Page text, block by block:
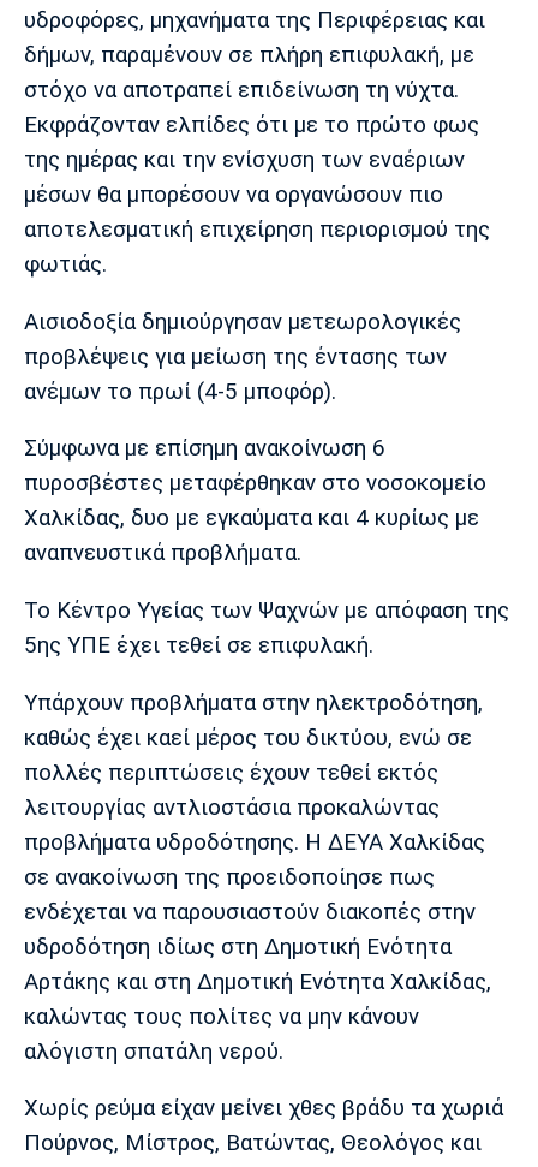
υδροφόρες, μηχανήματα της Περιφέρειας και
δήμων, παραμένουν σε πλήρη επιφυλακή, με
στόχο να αποτραπεί επιδείνωση τη νύχτα.
Εκφράζονταν ελπίδες ότι με το πρώτο φως
της ημέρας και την ενίσχυση των εναέριων
μέσων θα μπορέσουν να οργανώσουν πιο
αποτελεσματική επιχείρηση περιορισμού της
φωτιάς.
Αισιοδοξία δημιούργησαν μετεωρολογικές
προβλέψεις για μείωση της έντασης των
ανέμων το πρωί (4-5 μποφόρ).
Σύμφωνα με επίσημη ανακοίνωση 6
πυροσβέστες μεταφέρθηκαν στο νοσοκομείο
Χαλκίδας, δυο με εγκαύματα και 4 κυρίως με
αναπνευστικά προβλήματα.
Το Κέντρο Υγείας των Ψαχνών με απόφαση της
5ης ΥΠΕ έχει τεθεί σε επιφυλακή.
Υπάρχουν προβλήματα στην ηλεκτροδότηση,
καθώς έχει καεί μέρος του δικτύου, ενώ σε
πολλές περιπτώσεις έχουν τεθεί εκτός
λειτουργίας αντλιοστάσια προκαλώντας
προβλήματα υδροδότησης. Η ΔΕΥΑ Χαλκίδας
σε ανακοίνωση της προειδοποίησε πως
ενδέχεται να παρουσιαστούν διακοπές στην
υδροδότηση ιδίως στη Δημοτική Ενότητα
Αρτάκης και στη Δημοτική Ενότητα Χαλκίδας,
καλώντας τους πολίτες να μην κάνουν
αλόγιστη σπατάλη νερού.
Χωρίς ρεύμα είχαν μείνει χθες βράδυ τα χωριά
Πούρνος, Μίστρος, Βατώντας, Θεολόγος και